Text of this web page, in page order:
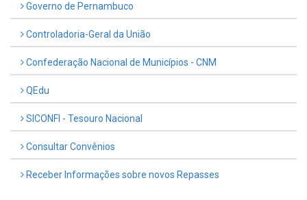
Governo de Pernambuco
Controladoria-Geral da União
Confederação Nacional de Municípios - CNM
QEdu
SICONFI - Tesouro Nacional
Consultar Convênios
Receber Informações sobre novos Repasses